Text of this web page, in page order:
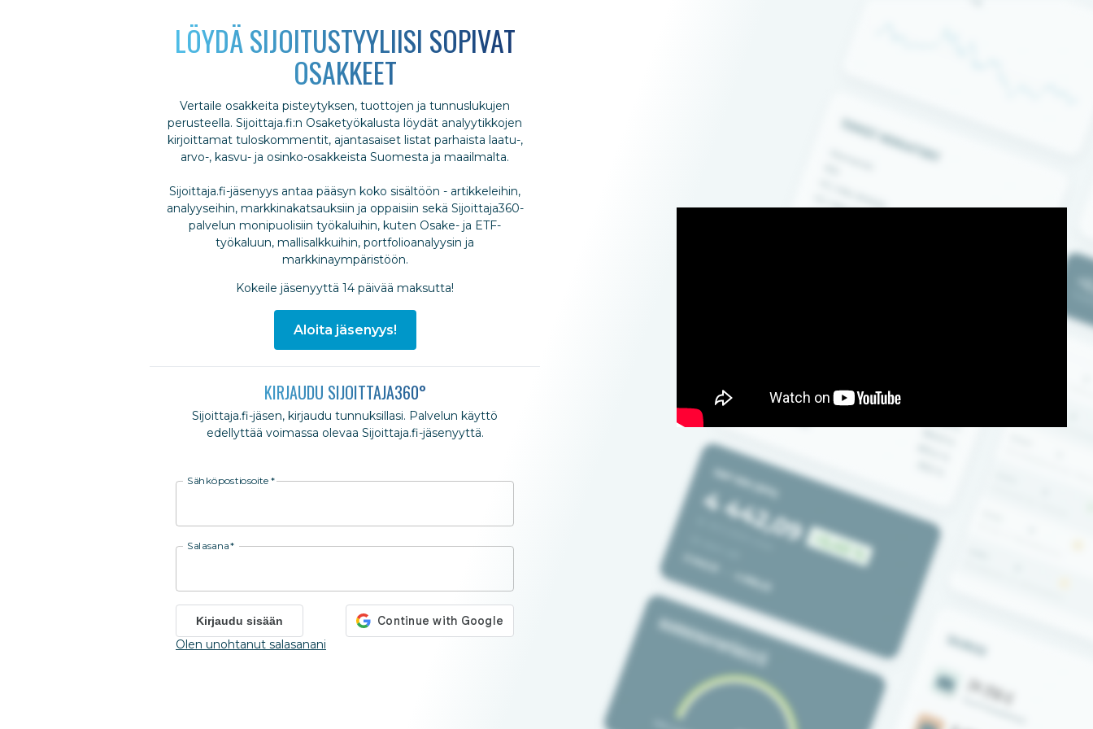
LÖYDÄ SIJOITUSTYYLIISI SOPIVAT
OSAKKEET
Vertaile osakkeita pisteytyksen, tuottojen ja tunnuslukujen
perusteella. Sijoittaja.fi:n Osaketyökalusta löydät analyytikkojen
kirjoittamat tuloskommentit, ajantasaiset listat parhaista laatu-,
arvo-, kasvu- ja osinko-osakkeista Suomesta ja maailmalta.
Sijoittaja.fi-jäsenyys antaa pääsyn koko sisältöön - artikkeleihin,
analyyseihin, markkinakatsauksiin ja oppaisiin sekä Sijoittaja360-
palvelun monipuolisiin työkaluihin, kuten Osake- ja ETF-
työkaluun, mallisalkkuihin, portfolioanalyysin ja
markkinaympäristöön.
Kokeile jäsenyyttä 14 päivää maksutta!
Aloita jäsenyys!
KIRJAUDU SIJOITTAJA360°
Sijoittaja.fi-jäsen, kirjaudu tunnuksillasi. Palvelun käyttö
edellyttää voimassa olevaa Sijoittaja.fi-jäsenyyttä.
Sähköpostiosoite *
Salasana*
Kirjaudu sisään
Olen unohtanut salasanani